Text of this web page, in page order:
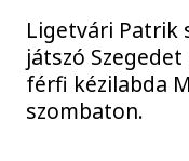
Ligetvári Patrik
játszó
férfi kézilabda
szombaton.